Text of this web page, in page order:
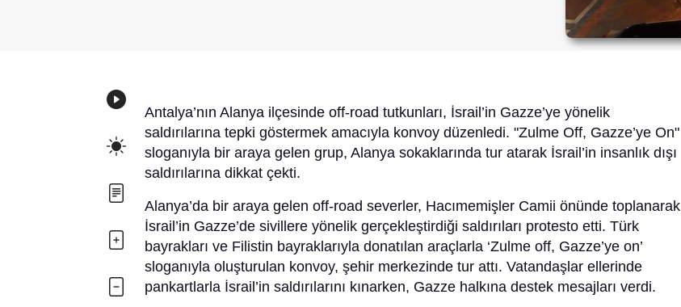
Antalya’nın Alanya ilçesinde off-road tutkunları, İsrail’in Gazze’ye yönelik
saldırılarına tepki göstermek amacıyla konvoy düzenledi. "Zulme Off, Gazze’ye On"
sloganıyla bir araya gelen grup, Alanya sokaklarında tur atarak İsrail’in insanlık dışı
saldırılarına dikkat çekti.
Alanya’da bir araya gelen off-road severler, Hacımemişler Camii önünde toplanarak
İsrail’in Gazze’de sivillere yönelik gerçekleştirdiği saldırıları protesto etti. Türk
bayrakları ve Filistin bayraklarıyla donatılan araçlarla ‘Zulme off, Gazze’ye on’
sloganıyla oluşturulan konvoy, şehir merkezinde tur attı. Vatandaşlar ellerinde
pankartlarla İsrail’in saldırılarını kınarken, Gazze halkına destek mesajları verdi.